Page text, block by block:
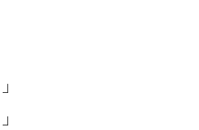
」
」